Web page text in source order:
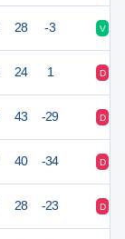
28 -3 V
24 1 D
43 -29 D
40 -34 D
28 -23 D